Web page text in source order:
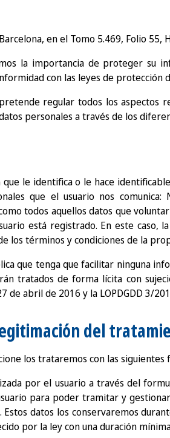
en el Tomo 5.469, Folio 55,
la importancia de proteger
con las leyes de protección
regular todos los aspectos
personales a través de los
le identifica o le hace
que el usuario nos
todos aquellos datos que
está registrado. En este
los términos y condiciones de la
que tenga que facilitar ninguna
tratados de forma lícita con
de abril de 2016 y la LOPDGDD 3/
del
los trataremos con las siguientes
por el usuario a través del
para poder tramitar y
datos los conservaremos
por la ley con una duración